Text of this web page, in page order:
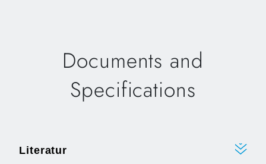
Documents and
Specifications
Literatur